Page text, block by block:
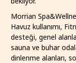
Morrian
Havuz kullanımı,
desteği, genel
sauna ve buhar
dinlenme alanları,